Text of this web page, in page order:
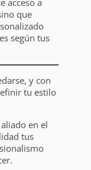
que
según tus
y con
tu estilo
en el
tus